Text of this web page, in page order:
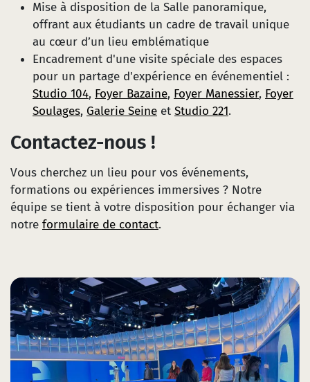
Mise à disposition de la Salle panoramique,
offrant aux étudiants un cadre de travail unique
au cœur d’un lieu emblématique
Encadrement d'une visite spéciale des espaces
pour un partage d'expérience en événementiel :
Studio 104, Foyer Bazaine, Foyer Manessier, Foyer
Soulages, Galerie Seine et Studio 221.
Contactez-nous !
Vous cherchez un lieu pour vos événements,
formations ou expériences immersives ? Notre
équipe se tient à votre disposition pour échanger via
notre formulaire de contact.